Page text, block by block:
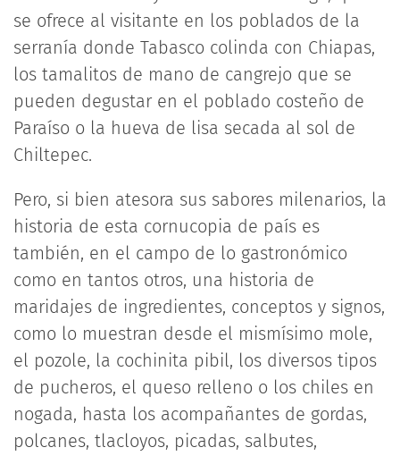
se ofrece al visitante en los poblados de la
serranía donde Tabasco colinda con Chiapas,
los tamalitos de mano de cangrejo que se
pueden degustar en el poblado costeño de
Paraíso o la hueva de lisa secada al sol de
Chiltepec.
Pero, si bien atesora sus sabores milenarios, la
historia de esta cornucopia de país es
también, en el campo de lo gastronómico
como en tantos otros, una historia de
maridajes de ingredientes, conceptos y signos,
como lo muestran desde el mismísimo mole,
el pozole, la cochinita pibil, los diversos tipos
de pucheros, el queso relleno o los chiles en
nogada, hasta los acompañantes de gordas,
polcanes, tlacloyos, picadas, salbutes,